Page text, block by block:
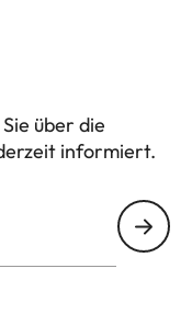
über die
informiert.